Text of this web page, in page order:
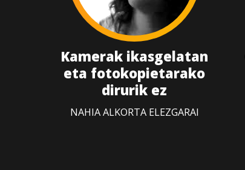
Kamerak ikasgelatan
eta fotokopietarako
dirurik ez
NAHIA ALKORTA ELEZGARAI